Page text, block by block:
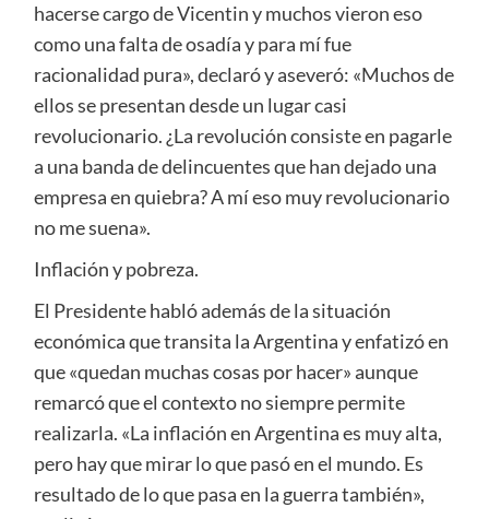
hacerse cargo de Vicentin y muchos vieron eso
como una falta de osadía y para mí fue
racionalidad pura», declaró y aseveró: «Muchos de
ellos se presentan desde un lugar casi
revolucionario. ¿La revolución consiste en pagarle
a una banda de delincuentes que han dejado una
empresa en quiebra? A mí eso muy revolucionario
no me suena».
Inflación y pobreza.
El Presidente habló además de la situación
económica que transita la Argentina y enfatizó en
que «quedan muchas cosas por hacer» aunque
remarcó que el contexto no siempre permite
realizarla. «La inflación en Argentina es muy alta,
pero hay que mirar lo que pasó en el mundo. Es
resultado de lo que pasa en la guerra también»,